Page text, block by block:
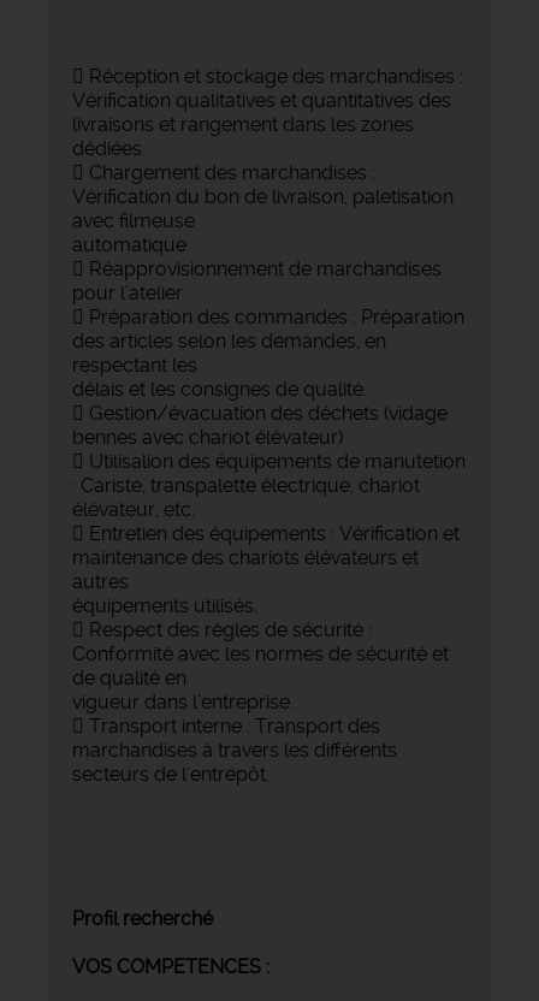
 Réception et stockage des marchandises :
Vérification qualitatives et quantitatives des
livraisons et rangement dans les zones
dédiées.
 Chargement des marchandises :
Vérification du bon de livraison, paletisation
avec filmeuse
automatique
 Réapprovisionnement de marchandises
pour l’atelier
 Préparation des commandes : Préparation
des articles selon les demandes, en
respectant les
délais et les consignes de qualité.
 Gestion/évacuation des déchets (vidage
bennes avec chariot élévateur)
 Utilisalion des équipements de manutetion
: Cariste, transpalette électrique, chariot
élévateur, etc.
 Entretien des équipements : Vérification et
maintenance des chariots élévateurs et
autres
équipements utilisés.
 Respect des règles de sécurité :
Conformité avec les normes de sécurité et
de qualité en
vigueur dans l’entreprise.
 Transport interne : Transport des
marchandises à travers les différents
secteurs de l'entrepôt.
Profil recherché
VOS COMPETENCES :